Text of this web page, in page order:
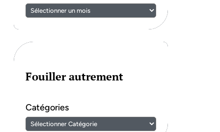
Fouiller autrement
Catégories